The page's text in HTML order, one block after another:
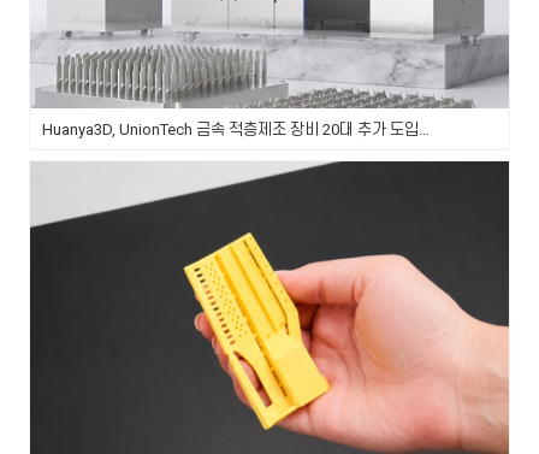
Huanya3D, UnionTech 금속 적층제조 장비 20대 추가 도입